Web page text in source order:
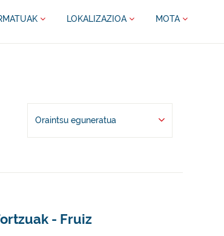
LOKALIZAZIOA MOTA
Oraintsu eguneratua
- Fruiz